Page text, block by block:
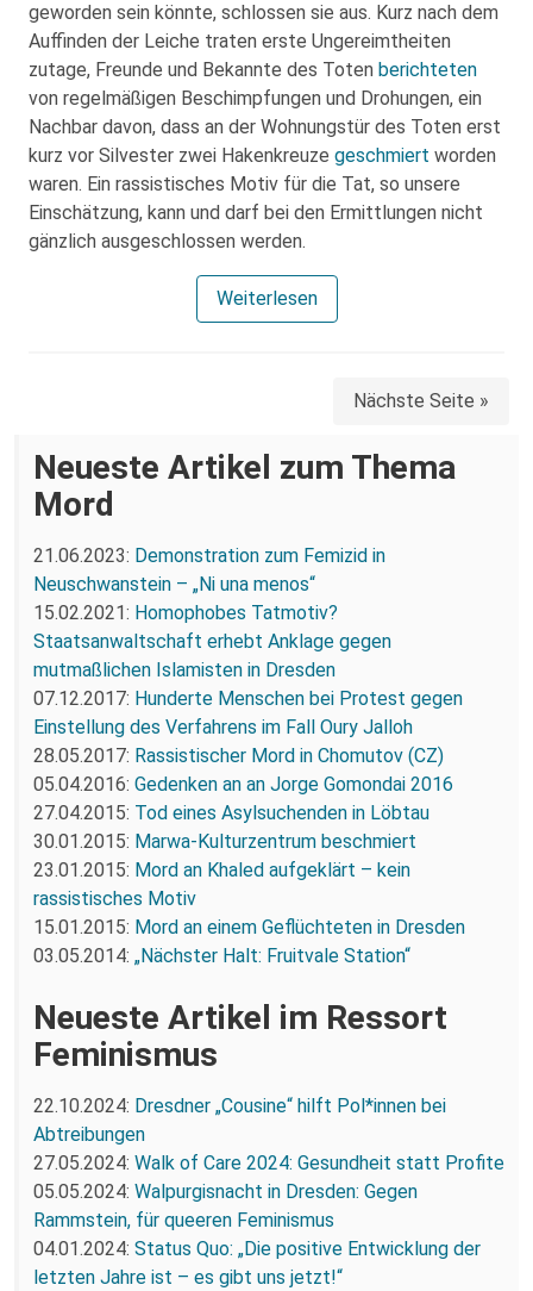
geworden sein könnte, schlossen sie aus. Kurz nach dem
Auffinden der Leiche traten erste Ungereimtheiten
zutage, Freunde und Bekannte des Toten berichteten
von regelmäßigen Beschimpfungen und Drohungen, ein
Nachbar davon, dass an der Wohnungstür des Toten erst
kurz vor Silvester zwei Hakenkreuze geschmiert worden
waren. Ein rassistisches Motiv für die Tat, so unsere
Einschätzung, kann und darf bei den Ermittlungen nicht
gänzlich ausgeschlossen werden.
Weiterlesen
Nächste Seite »
Neueste Artikel zum Thema
Mord
21.06.2023: Demonstration zum Femizid in
Neuschwanstein – „Ni una menos“
15.02.2021: Homophobes Tatmotiv?
Staatsanwaltschaft erhebt Anklage gegen
mutmaßlichen Islamisten in Dresden
07.12.2017: Hunderte Menschen bei Protest gegen
Einstellung des Verfahrens im Fall Oury Jalloh
28.05.2017: Rassistischer Mord in Chomutov (CZ)
05.04.2016: Gedenken an an Jorge Gomondai 2016
27.04.2015: Tod eines Asylsuchenden in Löbtau
30.01.2015: Marwa-Kulturzentrum beschmiert
23.01.2015: Mord an Khaled aufgeklärt – kein
rassistisches Motiv
15.01.2015: Mord an einem Geflüchteten in Dresden
03.05.2014: „Nächster Halt: Fruitvale Station“
Neueste Artikel im Ressort
Feminismus
22.10.2024: Dresdner „Cousine“ hilft Pol*innen bei
Abtreibungen
27.05.2024: Walk of Care 2024: Gesundheit statt Profite
05.05.2024: Walpurgisnacht in Dresden: Gegen
Rammstein, für queeren Feminismus
04.01.2024: Status Quo: „Die positive Entwicklung der
letzten Jahre ist – es gibt uns jetzt!“